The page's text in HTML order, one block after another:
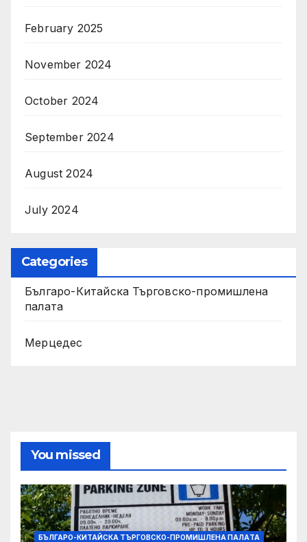
February 2025
November 2024
October 2024
September 2024
August 2024
July 2024
Categories
Българо-Китайска Търговско-промишлена
палaта
Мерцедес
You missed
БЪЛГАРО-КИТАЙСКА ТЪРГОВСКО-ПРОМИШЛЕНА ПАЛAТА